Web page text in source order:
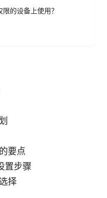
的设备上使用？
要点
置步骤
择